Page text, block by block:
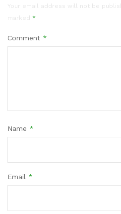
Your email address will not be
marked *
Comment *
Name *
Email *